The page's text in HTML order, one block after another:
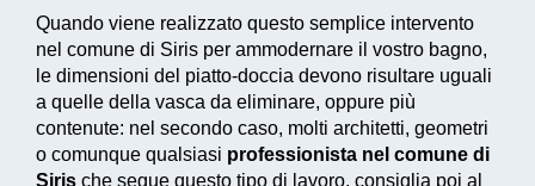
Quando viene realizzato questo semplice intervento
nel comune di Siris per ammodernare il vostro bagno,
le dimensioni del piatto-doccia devono risultare uguali
a quelle della vasca da eliminare, oppure più
contenute: nel secondo caso, molti architetti, geometri
o comunque qualsiasi professionista nel comune di
Siris che segue questo tipo di lavoro, consiglia poi al